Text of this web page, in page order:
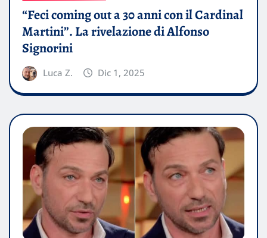
“Feci coming out a 30 anni con il Cardinal
Martini”. La rivelazione di Alfonso
Signorini
Luca Z. Dic 1, 2025